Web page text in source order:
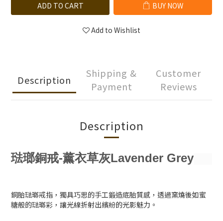
ADD TO CART BUY NOW
Add to Wishlist
Description
Shipping &
Payment
Customer
Reviews
Description
琺瑯銅戒-薰衣草灰Lavender Grey
銅胎琺瑯戒指，獨具巧思的手工鍛造底胎質感，透過窯燒後如蜜
糖般的琺瑯彩，讓光線折射出繽紛的光影魅力。